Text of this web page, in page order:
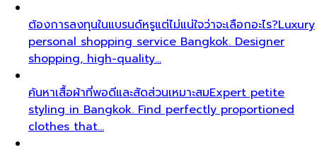
ต้องการลงทุนในแบรนด์หรูแต่ไม่แน่ใจว่าจะเลือกอะไร?Luxury
personal shopping service Bangkok. Designer
shopping, high-quality…
ค้นหาเสื้อผ้าที่พอดีและสัดส่วนเหมาะสมExpert petite
styling in Bangkok. Find perfectly proportioned
clothes that…